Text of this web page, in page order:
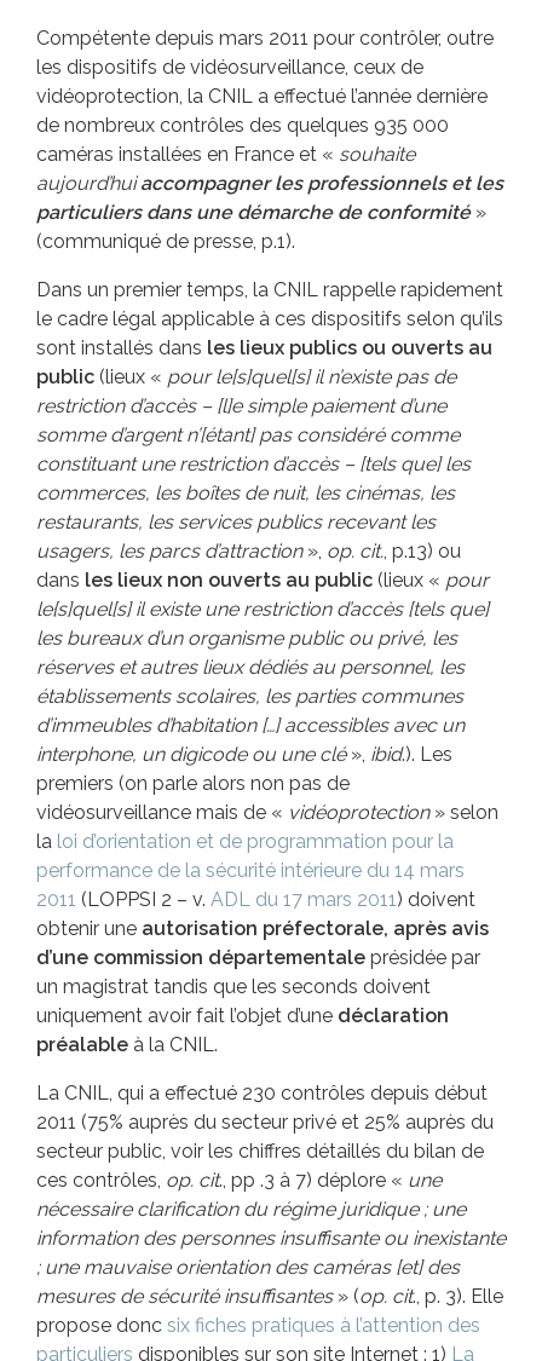
Compétente depuis mars 2011 pour contrôler, outre
les dispositifs de vidéosurveillance, ceux de
vidéoprotection, la CNIL a effectué l’année dernière
de nombreux contrôles des quelques 935 000
caméras installées en France et « souhaite
aujourd’huiaccompagner les professionnels et les
particuliers dans une démarche de conformité »
(communiqué de presse, p.1).
Dans un premier temps, la CNIL rappelle rapidement
le cadre légal applicable à ces dispositifs selon qu’ils
sont installés dans les lieux publics ou ouverts au
public (lieux « pour le[s]quel[s] il n’existe pas de
restriction d’accès – [l]e simple paiement d’une
somme d’argent n’[étant] pas considéré comme
constituant une restriction d’accès – [tels que] les
commerces, les boîtes de nuit, les cinémas, les
restaurants, les services publics recevant les
usagers, les parcs d’attraction», op. cit., p.13) ou
dans les lieux non ouverts au public (lieux « pour
le{s]quel[s] il existe une restriction d’accès [tels que]
les bureaux d’un organisme public ou privé, les
réserves et autres lieux dédiés au personnel, les
établissements scolaires, les parties communes
d’immeubles d’habitation […] accessibles avec un
interphone, un digicode ou une clé», ibid.). Les
premiers (on parle alors non pas de
vidéosurveillance mais de « vidéoprotection» selon
la loi d’orientation et de programmation pour la
performance de la sécurité intérieure du 14 mars
2011 (LOPPSI 2 – v. ADL du 17 mars 2011) doivent
obtenir une autorisation préfectorale, après avis
d’une commission départementale présidée par
un magistrat tandis que les seconds doivent
uniquement avoir fait l’objet d’une déclaration
préalable à la CNIL.
La CNIL, qui a effectué 230 contrôles depuis début
2011 (75% auprès du secteur privé et 25% auprès du
secteur public, voir les chiffres détaillés du bilan de
ces contrôles, op. cit., pp .3 à 7) déplore « une
nécessaire clarification du régime juridique ; une
information des personnes insuffisante ou inexistante
; une mauvaise orientation des caméras [et] des
mesures de sécurité insuffisantes » (op. cit., p. 3). Elle
propose donc six fiches pratiques à l’attention des
particuliers disponibles sur son site Internet : 1) La